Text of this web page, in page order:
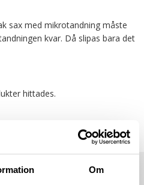
Om
sax med mikrotandning måste
kvar. Då slipas bara det
hittades.